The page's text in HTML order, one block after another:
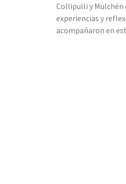
Collipulli y Mulchén
experiencias y
acompañaron en